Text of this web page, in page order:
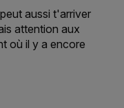
aussi t'arriver
attention aux
où il y a encore